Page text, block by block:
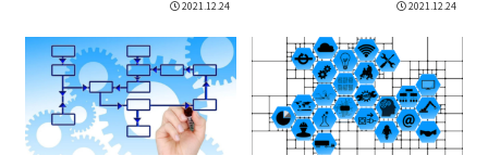
2021.12.24 2021.12.24